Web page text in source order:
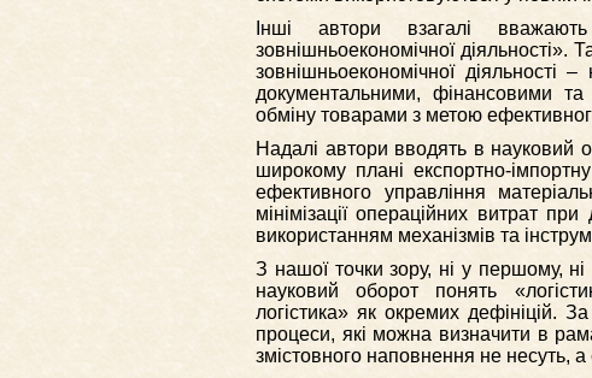
Інші автори взагалі
зовнішньоекономічної діяльності».
зовнішньоекономічної
документальними, фінансовими
обміну товарами з метою
Надалі автори вводять в науковий
широкому плані експортно-
ефективного управління
мінімізації операційних витрат
використанням механізмів та
З нашої точки зору, ні у першому,
науковий оборот понять
логістика» як окремих дефініцій.
процеси, які можна визначити в
змістовного наповнення не несуть,